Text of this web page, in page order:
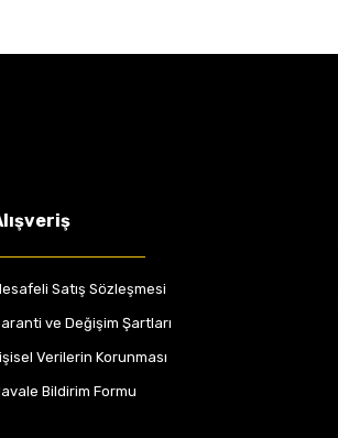
Satış Sözleşmesi
ve Değişim Şartları
Verilerin Korunması
Bildirim Formu